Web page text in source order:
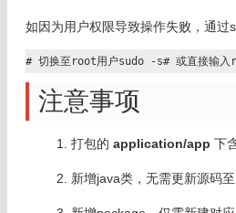
如因为用户权限导致操作失败，通
# 切换至root用户sudo -s# 或直接输入
注意事项
打包的 application/app 下
新增java类，无需更新源码至